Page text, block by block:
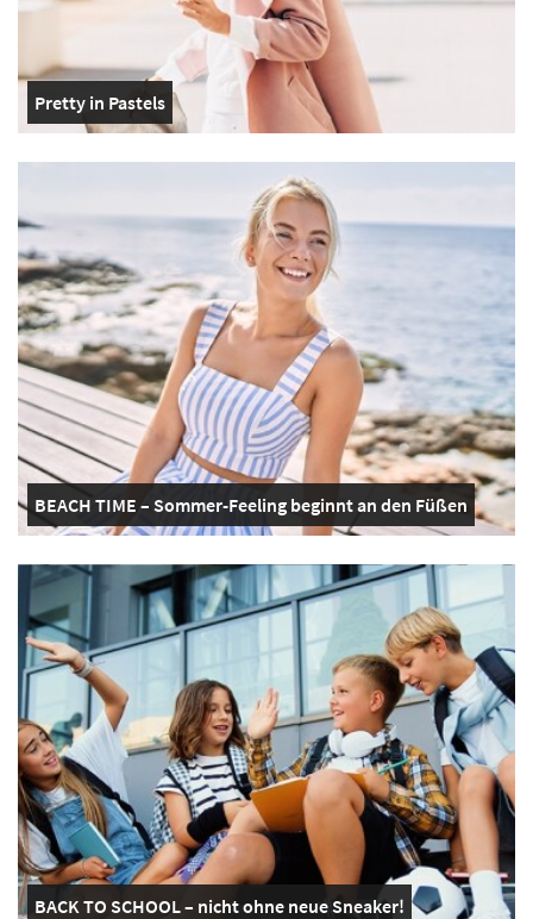
Pretty in Pastels
BEACH TIME – Sommer-Feeling beginnt an den Füßen
BACK TO SCHOOL – nicht ohne neue Sneaker!